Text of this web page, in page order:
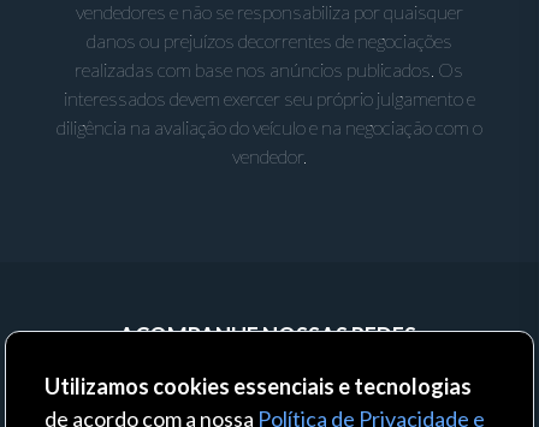
vendedores e não se responsabiliza por quaisquer
danos ou prejuízos decorrentes de negociações
realizadas com base nos anúncios publicados. Os
interessados devem exercer seu próprio julgamento e
diligência na avaliação do veículo e na negociação com o
vendedor.
ACOMPANHE NOSSAS REDES:
Utilizamos cookies essenciais e tecnologias
de acordo com a nossa Política de Privacidade e